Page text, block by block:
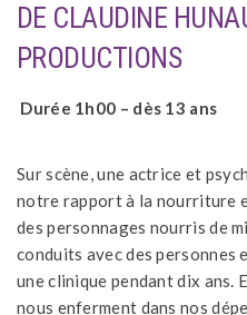
DE CLAUDINE
PRODUCTIONS
Durée 1h00 – dès 13 ans
Sur scène, une actrice et
notre rapport à la nourriture
des personnages nourris de
conduits avec des personnes
une clinique pendant dix ans.
nous enferment dans nos